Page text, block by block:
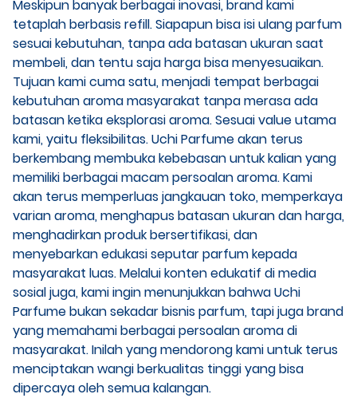
Meskipun banyak berbagai inovasi, brand kami
tetaplah berbasis refill. Siapapun bisa isi ulang parfum
sesuai kebutuhan, tanpa ada batasan ukuran saat
membeli, dan tentu saja harga bisa menyesuaikan.
Tujuan kami cuma satu, menjadi tempat berbagai
kebutuhan aroma masyarakat tanpa merasa ada
batasan ketika eksplorasi aroma. Sesuai value utama
kami, yaitu fleksibilitas. Uchi Parfume akan terus
berkembang membuka kebebasan untuk kalian yang
memiliki berbagai macam persoalan aroma. Kami
akan terus memperluas jangkauan toko, memperkaya
varian aroma, menghapus batasan ukuran dan harga,
menghadirkan produk bersertifikasi, dan
menyebarkan edukasi seputar parfum kepada
masyarakat luas. Melalui konten edukatif di media
sosial juga, kami ingin menunjukkan bahwa Uchi
Parfume bukan sekadar bisnis parfum, tapi juga brand
yang memahami berbagai persoalan aroma di
masyarakat. Inilah yang mendorong kami untuk terus
menciptakan wangi berkualitas tinggi yang bisa
dipercaya oleh semua kalangan.